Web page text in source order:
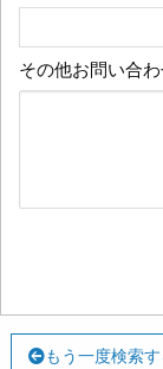
その他お問い合
もう一度検索す